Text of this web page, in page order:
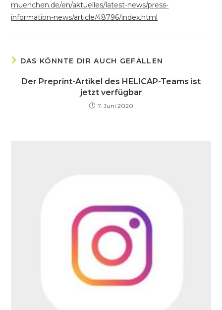
muenchen.de/en/aktuelles/latest-news/press-
information-news/article/48796/index.html
DAS KÖNNTE DIR AUCH GEFALLEN
Der Preprint-Artikel des HELICAP-Teams ist
jetzt verfügbar
7. Juni 2020